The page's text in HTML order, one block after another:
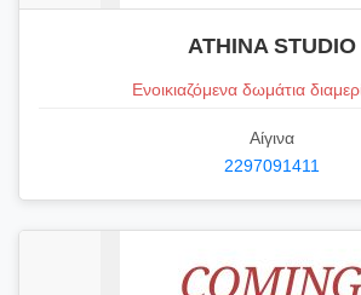
ATHINA STUDIO
Ενοικιαζόμενα δωμάτια
Αίγινα
2297091411